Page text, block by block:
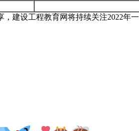
建设工程教育网将持续关注2022